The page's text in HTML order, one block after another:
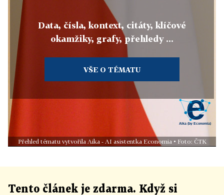
Data, čísla, kontext, citáty, klíčové
okamžiky, grafy, přehledy ...
VŠE O TÉMATU
Přehled tématu vytvořila Aika - AI asistentka Economia • Foto: ČTK
Tento článek je zdarma. Když si